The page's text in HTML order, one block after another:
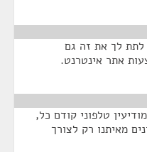
לך את זה גם
אתר אינטרנט.
טלפוני קודם כל,
מאיתנו רק לצורך